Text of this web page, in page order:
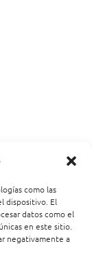
como las
dispositivo. El
datos como el
en este sitio.
negativamente a